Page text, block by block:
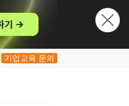
기업교육 문의